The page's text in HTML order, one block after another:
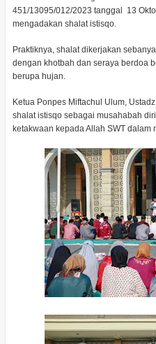
451/13095/012/2023 tanggal 13
mengadakan shalat istisqo.
Praktiknya, shalat dikerjakan
dengan khotbah dan seraya berdoa
berupa hujan.
Ketua Ponpes Miftachul Ulum,
shalat istisqo sebagai musahabah
ketakwaan kepada Allah SWT